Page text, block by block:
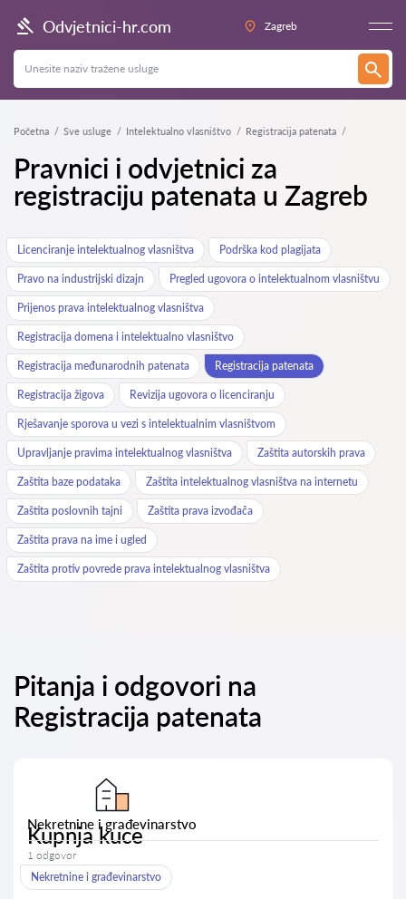
Odvjetnici-hr.com Zagreb
Početna Sve usluge Intelektualno vlasništvo Registracija patenata
Pravnici i odvjetnici za
registraciju patenata u Zagreb
Licenciranje intelektualnog vlasništva Podrška kod plagijata
Pravo na industrijski dizajn Pregled ugovora o intelektualnom vlasništvu
Prijenos prava intelektualnog vlasništva
Registracija domena i intelektualno vlasništvo
Registracija međunarodnih patenata Registracija patenata
Registracija žigova Revizija ugovora o licenciranju
Rješavanje sporova u vezi s intelektualnim vlasništvom
Upravljanje pravima intelektualnog vlasništva Zaštita autorskih prava
Zaštita baze podataka Zaštita intelektualnog vlasništva na internetu
Zaštita poslovnih tajni Zaštita prava izvođača
Zaštita prava na ime i ugled
Zaštita protiv povrede prava intelektualnog vlasništva
Pitanja i odgovori na
Registracija patenata
Nekretnine i građevinarstvo
Kupnja kuce
1 odgovor
Nekretnine i građevinarstvo